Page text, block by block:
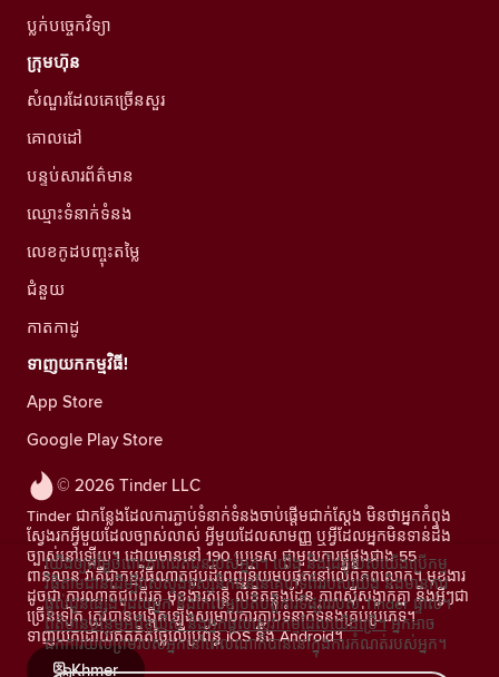
© 2026 Tinder LLC
Tinder ជាកន្លែងដែលការភ្ជាប់ទំនាក់ទំនងចាប់ផ្តើមជាក់ស្តែង មិនថាអ្នកកំពុង
ស្វែងរកអ្វីមួយដែលច្បាស់លាស់ អ្វីមួយដែលសាមញ្ញ ឬអ្វីដែលអ្នកមិនទាន់ដឹង
ច្បាស់នៅឡើយ។ ដោយមាននៅ 190 ប្រទេស ជាមួយការផ្គូផ្គងជាង 55
ពាន់លាន វាគឺជាកម្មវិធីណាត់ជួបដ៏ពេញនិយមបំផុតនៅលើពិភពលោក។ មុខងារ
ដូចជា ការណាត់ជួបពីរគូ មុខងារតន្រ្តី លិខិតឆ្លងដែន ភាពស៊ីសង្វាក់គ្នា និងអ្វីៗជា
ច្រើនទៀត ត្រូវបានបង្កើតឡើងសម្រាប់ការភ្ជាប់ទំនាក់ទំនងគ្រប់ប្រភេទ។
ទាញយកដោយឥតគិតថ្លៃលើប្រព័ន្ធ iOS និង Android។
Khmer
ប្លក់បច្ចេកវិទ្យា
ក្រុមហ៊ុន
សំណួរដែលគេច្រើនសួរ
គោលដៅ
បន្ទប់សារព័ត៌មាន
ឈ្មោះទំនាក់ទំនង
លេខកូដបញ្ចុះតម្លៃ
ជំនួយ
កាតកាដូ
ទាញយកកម្មវិធី!
App Store
Google Play Store
យើងឲ្យតម្លៃចំពោះភាពឯកជនរបស់អ្នក។ យើង និងដៃគូរបស់យើងប្រើកម្ម
វិធីតាមដានដើម្បីវាស់ស្ទង់ទស្សនិកជននៃគេហទំព័ររបស់យើង និងមានការ
ផ្តល់ជូនផ្សេងៗដល់អ្នក និងកែលម្អប្រតិបត្តិការទីផ្សាររបស់ Tinder ផ្ទាល់។
ព័ត៌មានបន្ថែមអំពីខូឃីស៍ និងអ្នកផ្តល់សេវាកម្មដែលយើងប្រើ។ អ្នកអាច
ដកការយល់ព្រមរបស់អ្នកនៅពេលណាក៏បាននៅក្នុងការកំណត់របស់អ្នក។